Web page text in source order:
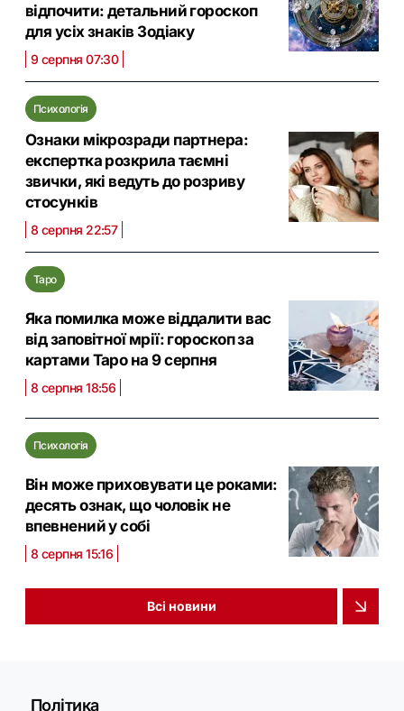
відпочити: детальний гороскоп
для усіх знаків Зодіаку
9 серпня 07:30
Психологія
Ознаки мікрозради партнера:
експертка розкрила таємні
звички, які ведуть до розриву
стосунків
8 серпня 22:57
Таро
Яка помилка може віддалити вас
від заповітної мрії: гороскоп за
картами Таро на 9 серпня
8 серпня 18:56
Психологія
Він може приховувати це роками:
десять ознак, що чоловік не
впевнений у собі
8 серпня 15:16
Всі новини
Політика